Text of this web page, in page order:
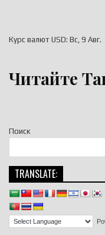
Поиск
TRANSLATE:
Курс валют USD: Вс, 9 Авг.
Читайте